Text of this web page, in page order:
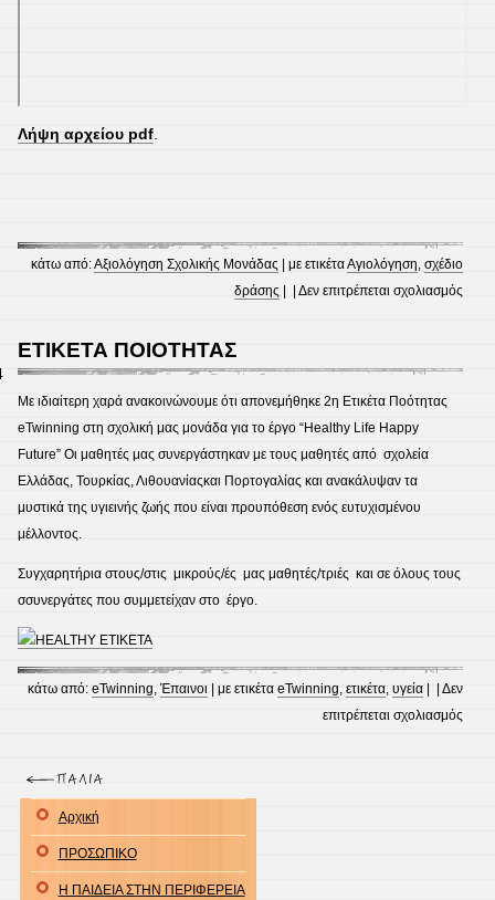
Λήψη αρχείου pdf
κάτω από:Αξιολόγηση Σχολικής Μονάδας | με ετικέταΑγιολόγηση,σχέδιο
δράσης | |Δεν επιτρέπεται σχολιασμός
ΕΤΙΚΕΤΑ ΠΟΙΟΤΗΤΑΣ
Με ιδιαίτερη χαρά ανακοινώνουμε ότι απονεμήθηκε 2η Ετικέτα Ποότητας
eTwinning στη σχολική μας μονάδα για το έργο “Healthy Life Happy
Future” Οι μαθητές μας συνεργάστηκαν με τους μαθητές από σχολεία
Ελλάδας, Τουρκίας, Λιθουανίαςκαι Πορτογαλίας και ανακάλυψαν τα
μυστικά της υγιεινής ζωής που είναι προυπόθεση ενός ευτυχισμένου
μέλλοντος.
Συγχαρητήρια στους/στις μικρούς/ές μας μαθητές/τριές και σε όλους τους
σσυνεργάτες που συμμετείχαν στο έργο.
κάτω από:eTwinning,Έπαινοι | με ετικέταeTwinning,ετικέτα,υγεία | |Δεν
επιτρέπεται σχολιασμός
Αρχική
ΠΡΟΣΩΠΙΚΟ
Η ΠΑΙΔΕΙΑ ΣΤΗΝ ΠΕΡΙΦΕΡΕΙΑ